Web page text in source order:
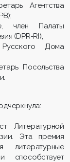
Агентства
член Палаты
(DPR-RI);
Дома
Посольства
Литературной
Эта премия